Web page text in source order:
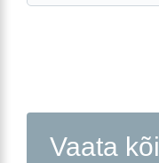
Vaata